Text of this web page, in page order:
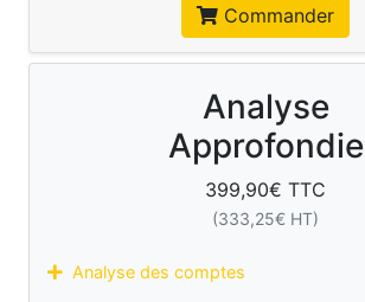
Commander
Analyse
Approfondie
399,90€ TTC
(333,25€ HT)
Analyse des comptes